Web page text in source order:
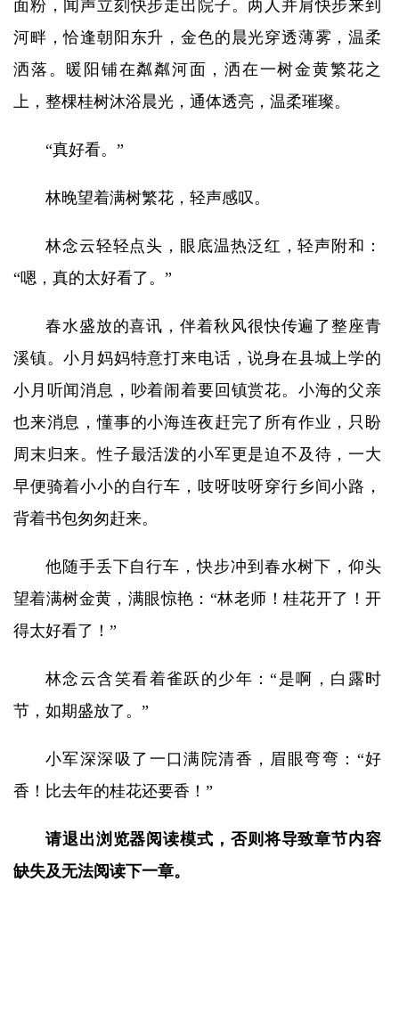
面粉，闻声立刻快步走出院子。两人并肩快步来到
河畔，恰逢朝阳东升，金色的晨光穿透薄雾，温柔
洒落。暖阳铺在粼粼河面，洒在一树金黄繁花之
上，整棵桂树沐浴晨光，通体透亮，温柔璀璨。
“真好看。”
林晚望着满树繁花，轻声感叹。
林念云轻轻点头，眼底温热泛红，轻声附和：
“嗯，真的太好看了。”
春水盛放的喜讯，伴着秋风很快传遍了整座青
溪镇。小月妈妈特意打来电话，说身在县城上学的
小月听闻消息，吵着闹着要回镇赏花。小海的父亲
也来消息，懂事的小海连夜赶完了所有作业，只盼
周末归来。性子最活泼的小军更是迫不及待，一大
早便骑着小小的自行车，吱呀吱呀穿行乡间小路，
背着书包匆匆赶来。
他随手丢下自行车，快步冲到春水树下，仰头
望着满树金黄，满眼惊艳：“林老师！桂花开了！开
得太好看了！”
林念云含笑看着雀跃的少年：“是啊，白露时
节，如期盛放了。”
小军深深吸了一口满院清香，眉眼弯弯：“好
香！比去年的桂花还要香！”
请退出浏览器阅读模式，否则将导致章节内容
缺失及无法阅读下一章。